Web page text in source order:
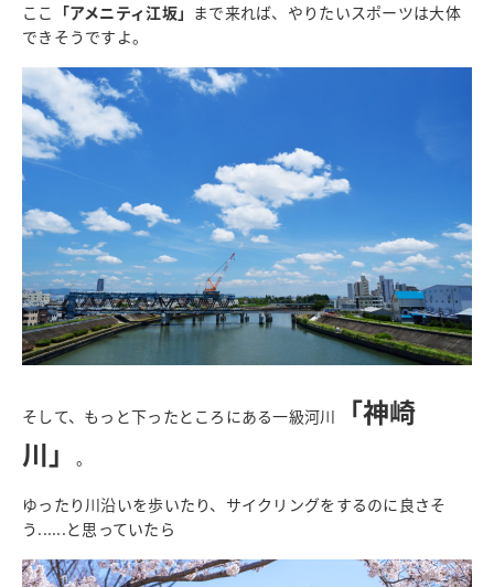
ここ 「アメニティ江坂」 まで来れば、やりたいスポーツは大体
できそうですよ。
そして、もっと下ったところにある一級河川
「神崎
川」
。
ゆったり川沿いを歩いたり、サイクリングをするのに良さそ
う......と思っていたら